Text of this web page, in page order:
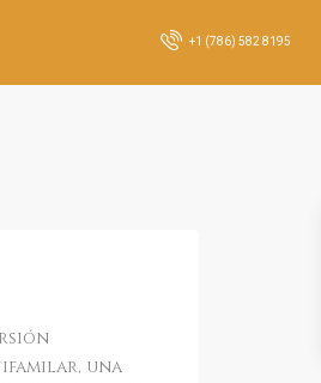
+1 (786) 582 8195
una